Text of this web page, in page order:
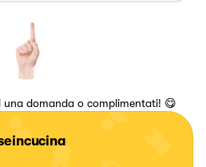
domanda o complimentati! 😋